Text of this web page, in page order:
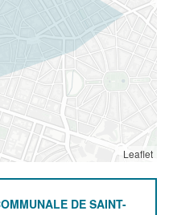
Leaflet
DE SAINT-